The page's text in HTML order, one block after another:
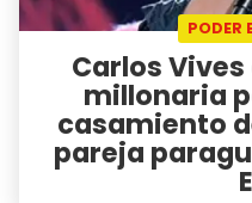
PODER
Carlos
millonaria
casamiento
pareja